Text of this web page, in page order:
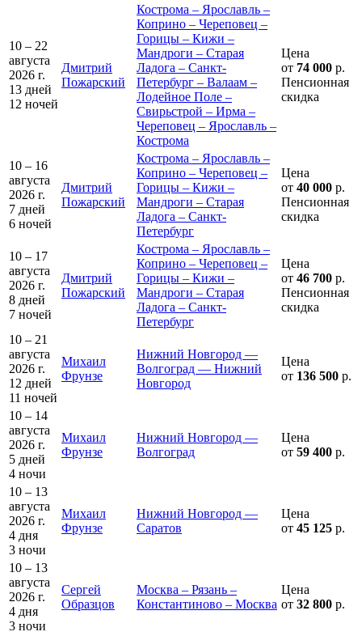
10 – 22
августа
2026 г.
13 дней
12 ночей
Дмитрий
Пожарский
Кострома – Ярославль –
Коприно – Череповец –
Горицы – Кижи –
Мандроги – Старая
Ладога – Санкт-
Петербург – Валаам –
Лодейное Поле –
Свирьстрой – Ирма –
Череповец – Ярославль –
Кострома
Цена
от 74 000 р.
Пенсионная
скидка
10 – 16
августа
2026 г.
7 дней
6 ночей
Дмитрий
Пожарский
Кострома – Ярославль –
Коприно – Череповец –
Горицы – Кижи –
Мандроги – Старая
Ладога – Санкт-
Петербург
Цена
от 40 000 р.
Пенсионная
скидка
10 – 17
августа
2026 г.
8 дней
7 ночей
Дмитрий
Пожарский
Кострома – Ярославль –
Коприно – Череповец –
Горицы – Кижи –
Мандроги – Старая
Ладога – Санкт-
Петербург
Цена
от 46 700 р.
Пенсионная
скидка
10 – 21
августа
2026 г.
12 дней
11 ночей
Михаил
Фрунзе
Нижний Новгород —
Волгоград — Нижний
Новгород
Цена
от 136 500 р.
10 – 14
августа
2026 г.
5 дней
4 ночи
Михаил
Фрунзе
Нижний Новгород —
Волгоград
Цена
от 59 400 р.
10 – 13
августа
2026 г.
4 дня
3 ночи
Михаил
Фрунзе
Нижний Новгород —
Саратов
Цена
от 45 125 р.
10 – 13
августа
2026 г.
4 дня
3 ночи
Сергей
Образцов
Москва – Рязань –
Константиново – Москва
Цена
от 32 800 р.